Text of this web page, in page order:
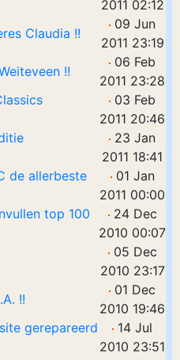
2011 02:12
Claudia !!
09 Jun
2011 23:19
!!
06 Feb
2011 23:28
03 Feb
2011 20:46
23 Jan
2011 18:41
de allerbeste
01 Jan
2011 00:00
top 100
24 Dec
2010 00:07
05 Dec
2010 23:17
!!
01 Dec
2010 19:46
gerepareerd
14 Jul
2010 23:51